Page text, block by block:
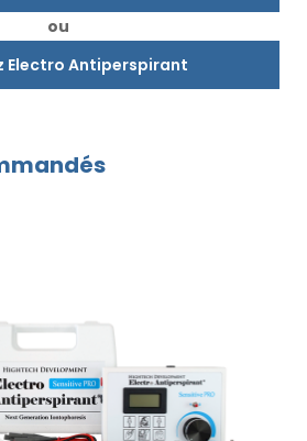
ou
Electro Antiperspirant